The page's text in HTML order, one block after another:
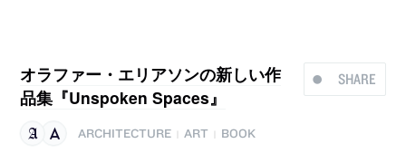
SHARE
オラファー・エリアソンの新しい作
品集『Unspoken Spaces』
ARCHITECTURE ART
BOOK